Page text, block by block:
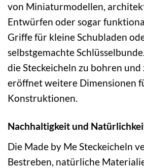
von Miniaturmodellen,
Entwürfen oder sogar
Griffe für kleine Schubladen
selbstgemachte
die Steckeicheln zu bohren
eröffnet weitere Dimensionen
Konstruktionen.
Nachhaltigkeit und
Die Made by Me Steckeicheln
Bestreben, natürliche